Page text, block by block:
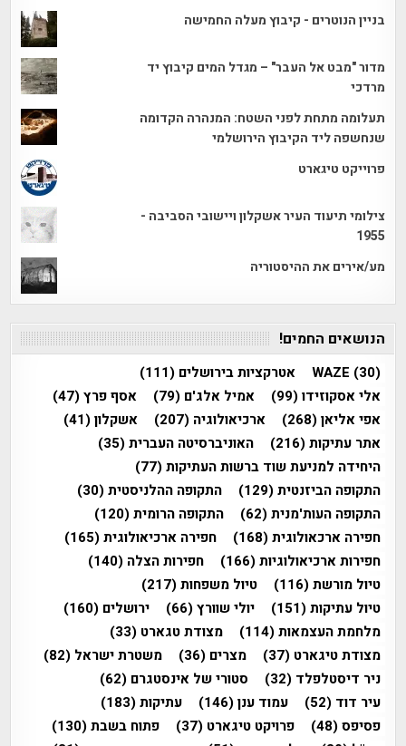
בניין הנוטרים - קיבוץ מעלה החמישה
מדור "מבט אל העבר" – מגדל המים קיבוץ יד
מרדכי
תעלומה מתחת לפני השטח: המנהרה הקדומה
שנחשפה ליד הקיבוץ הירושלמי
פרוייקט טיגארט
צילומי תיעוד העיר אשקלון ויישובי הסביבה -
1955
מע/אירים את ההיסטוריה
הנושאים החמים!
WAZE (30) אטרקציות בירושלים (111)
אלי אסקוזידו(99) אמיל אלג'ם (79) אסף פרץ(47)
אפי אליאן(268) ארכיאולוגיה (207) אשקלון(41)
אתר עתיקות(216) האוניברסיטה העברית(35)
היחידה למניעת שוד ברשות העתיקות(77)
התקופה הביזנטית(129) התקופה ההלניסטית(30)
התקופה העות'מנית(62) התקופה הרומית(120)
חפירה ארכאולוגית(168) חפירה ארכיאולוגית(165)
חפירות ארכיאולוגיות(166) חפירות הצלה (140)
טיול מורשת(116) טיול משפחות(217)
טיול עתיקות(151) יולי שוורץ(66) ירושלים (160)
מלחמת העצמאות(114) מצודת טגארט (33)
מצודת טיגארט (37) מצרים (36) משטרת ישראל (82)
ניר דיסטלפלד (32) סטורי של אינסטגרם (62)
עיר דוד (52) עמוד ענן(146) עתיקות(183)
פסיפס(48) פרויקט טיגארט (37) פתוח בשבת(130)